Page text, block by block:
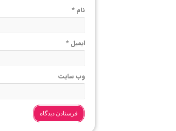
نام*
ایمیل*
وب‌ سایت